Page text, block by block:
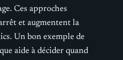
Ces approches
et augmentent la
Un bon exemple de
aide à décider quand